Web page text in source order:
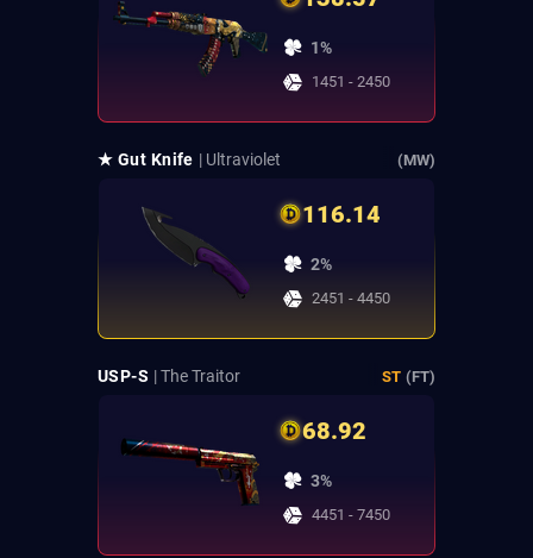
1%
1451 - 2450
★ Gut Knife | Ultraviolet (MW)
116.14
2%
2451 - 4450
USP-S | The Traitor ST (FT)
68.92
3%
4451 - 7450